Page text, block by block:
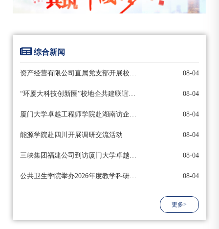
综合新闻
08-04
08-04
08-04
能源学院赴四川开展调研交流活动 08-04
08-04
08-04
更多>